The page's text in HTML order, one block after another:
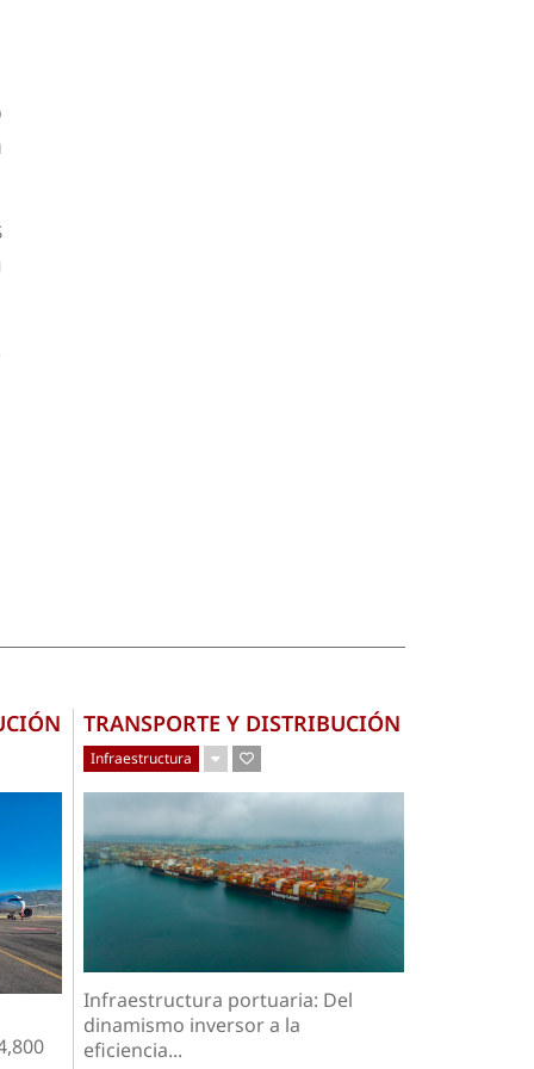
TRANSPORTE Y DISTRIBUCIÓN
Infraestructura
Infraestructura portuaria: Del
dinamismo inversor a la
eficiencia...